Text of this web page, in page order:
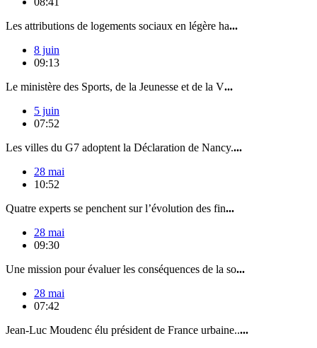
Les attributions de logements sociaux en légère ha...
8 juin
09:13
Le ministère des Sports, de la Jeunesse et de la V...
5 juin
07:52
Les villes du G7 adoptent la Déclaration de Nancy....
28 mai
10:52
Quatre experts se penchent sur l’évolution des fin...
28 mai
09:30
Une mission pour évaluer les conséquences de la so...
28 mai
07:42
Jean-Luc Moudenc élu président de France urbaine.....